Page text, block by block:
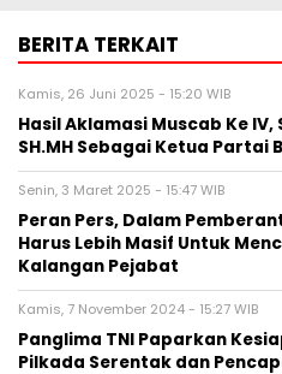
BERITA TERKAIT
Kamis, 26 Juni 2025 - 15:20 WIB
Hasil Aklamasi Muscab Ke
SH.MH Sebagai Ketua Partai
Senin, 3 Maret 2025 - 15:47 WIB
Peran Pers, Dalam
Harus Lebih Masif Untuk
Kalangan Pejabat
Kamis, 7 November 2024 - 15:27 WIB
Panglima TNI Paparkan
Pilkada Serentak dan